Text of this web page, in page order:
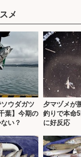
メ
ウダガツ
葉】今期の
い？
夕マヅメが
釣りで本命
に好反応